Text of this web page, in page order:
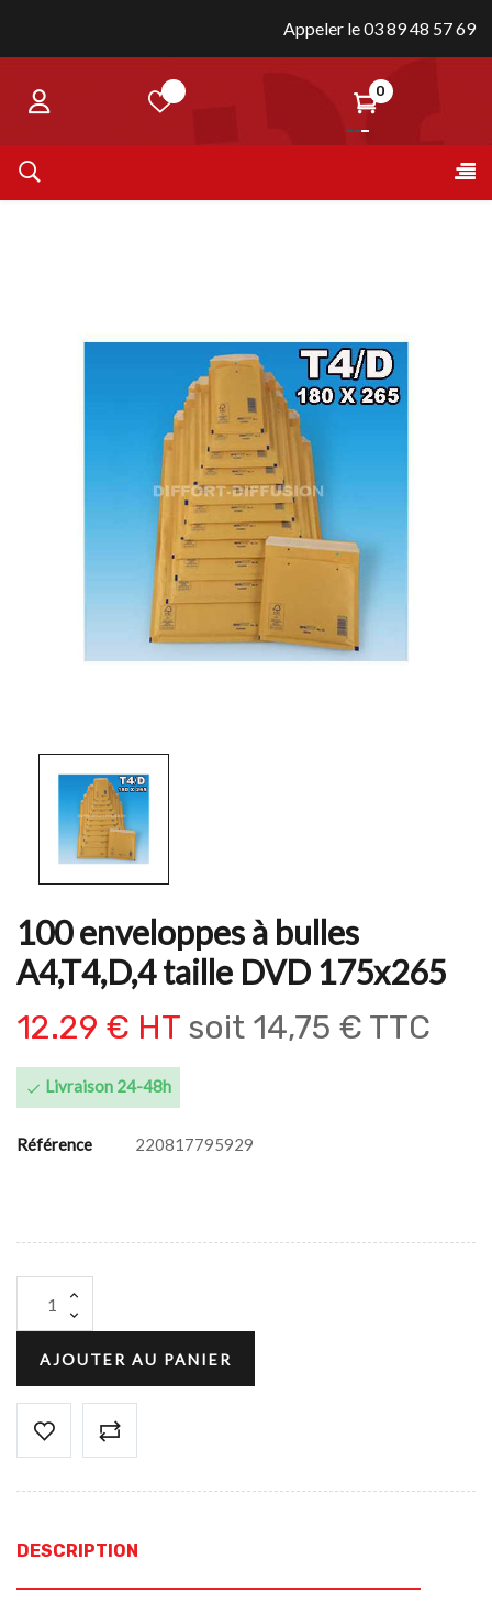
Appeler le 03 89 48 57 69
0
la
☰
100 enveloppes à bulles
A4,T4,D,4 taille DVD 175x265
12.29 € HT soit 14,75 € TTC
 Livraison 24-48h
Référence 220817795929
AJOUTER AU PANIER
DESCRIPTION